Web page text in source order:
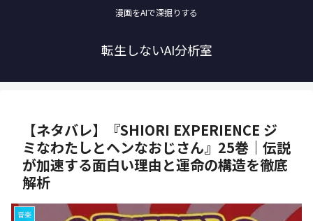
漫画をAIで深掘りする
転生しないAI分析室
【ネタバレ】『SHIORI EXPERIENCE ジ
ミなわたしとヘンなおじさん』25巻｜伝説
が加速する面白い理由と運命の構造を徹底
解析
音楽